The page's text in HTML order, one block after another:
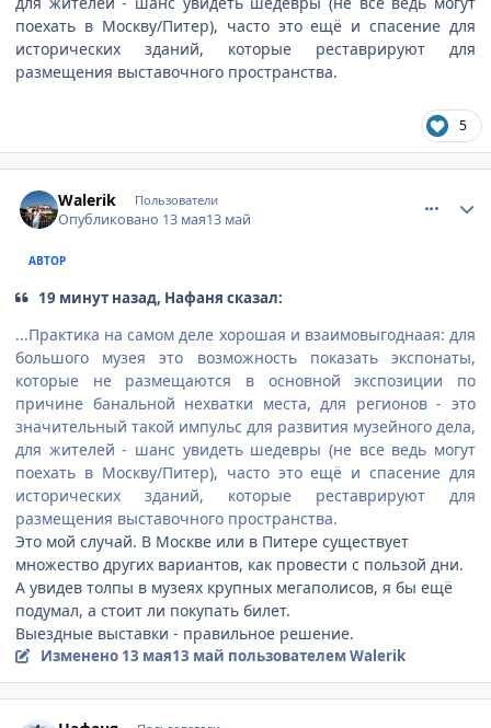
поехать в Москву/Питер), часто это ещё и спасение для
исторических зданий, которые реставрируют для
размещения выставочного пространства.
5
Walerik Пользователи
Опубликовано 13 мая13 май
АВТОР
19 минут назад, Нафаня сказал:
...Практика на самом деле хорошая и взаимовыгоднаая: для
большого музея это возможность показать экспонаты,
которые не размещаются в основной экспозиции по
причине банальной нехватки места, для регионов - это
значительный такой импульс для развития музейного дела,
для жителей - шанс увидеть шедевры (не все ведь могут
поехать в Москву/Питер), часто это ещё и спасение для
исторических зданий, которые реставрируют для
размещения выставочного пространства.
Это мой случай. В Москве или в Питере существует
множество других вариантов, как провести с пользой дни.
А увидев толпы в музеях крупных мегаполисов, я бы ещё
подумал, а стоит ли покупать билет.
Выездные выставки - правильное решение.
Изменено 13 мая13 май пользователем Walerik